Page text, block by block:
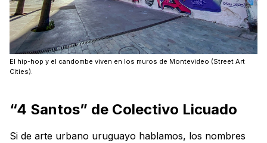
El hip-hop y el candombe viven en los muros de Montevideo (Street Art
Cities).
“4 Santos” de Colectivo Licuado
Si de arte urbano uruguayo hablamos, los nombres